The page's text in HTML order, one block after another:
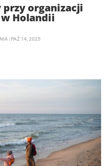
przy organizacji
Holandii
| PAŹ 14, 2025